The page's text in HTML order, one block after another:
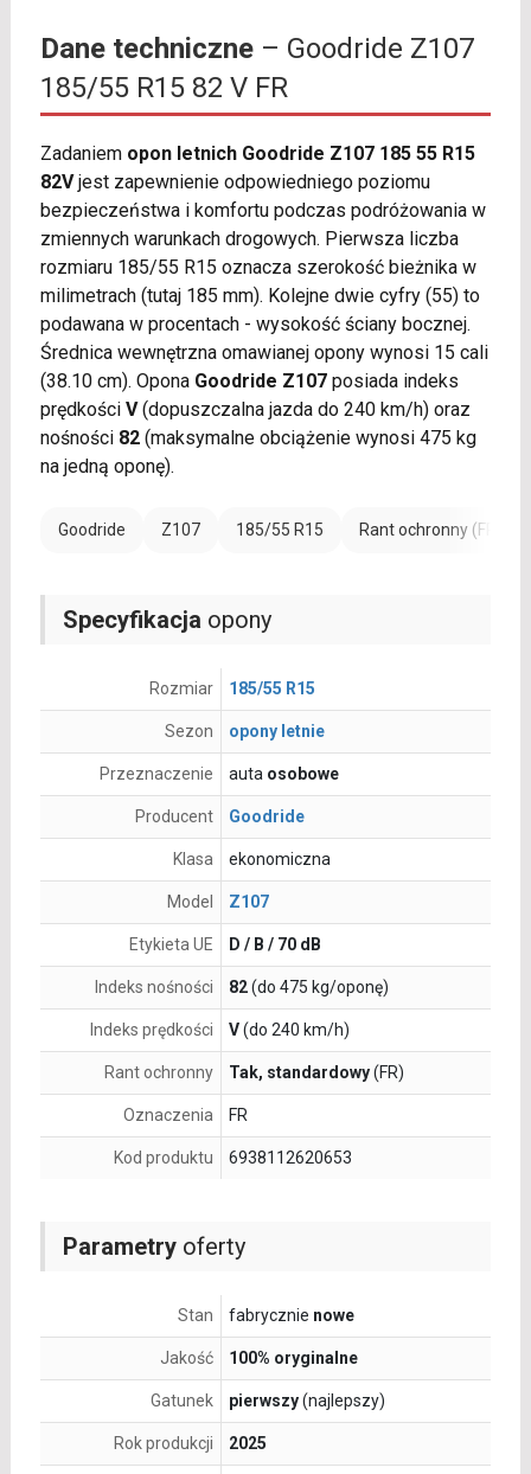
Dane techniczne– Goodride Z107
185/55 R15 82 V FR
Zadaniem opon letnich Goodride Z107 185 55 R15
82Vjest zapewnienie odpowiedniego poziomu
bezpieczeństwa i komfortu podczas podróżowania w
zmiennych warunkach drogowych. Pierwsza liczba
rozmiaru 185/55 R15 oznacza szerokość bieżnika w
milimetrach (tutaj 185 mm). Kolejne dwie cyfry (55) to
podawana w procentach - wysokość ściany bocznej.
Średnica wewnętrzna omawianej opony wynosi 15 cali
(38.10 cm). Opona Goodride Z107posiada indeks
prędkości V(dopuszczalna jazda do 240 km/h) oraz
nośności 82(maksymalne obciążenie wynosi 475 kg
na jedną oponę).
Goodride Z107 185/55 R15 Rant ochronny (FR)
Parametryoferty
Stan fabrycznie nowe
Jakość 100% oryginalne
Gatunek pierwszy(najlepszy)
Rok produkcji 2025
Specyfikacja opony
Rozmiar 185/55 R15
Sezon opony letnie
Przeznaczenie auta osobowe
Producent Goodride
Klasa ekonomiczna
Model Z107
Etykieta UE D / B / 70 dB
Indeks nośności 82(do 475 kg/oponę)
Indeks prędkości V(do 240 km/h)
Rant ochronny Tak, standardowy(FR)
Oznaczenia FR
Kod produktu 6938112620653